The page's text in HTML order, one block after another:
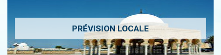
PRÉVISION LOCALE